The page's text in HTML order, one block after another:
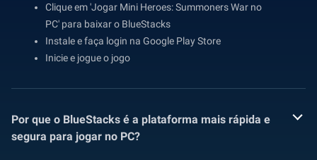
Clique em 'Jogar Mini Heroes: Summoners War no
PC' para baixar o BlueStacks
Instale e faça login na Google Play Store
Inicie e jogue o jogo
Por que o BlueStacks é a plataforma mais rápida e
segura para jogar no PC?